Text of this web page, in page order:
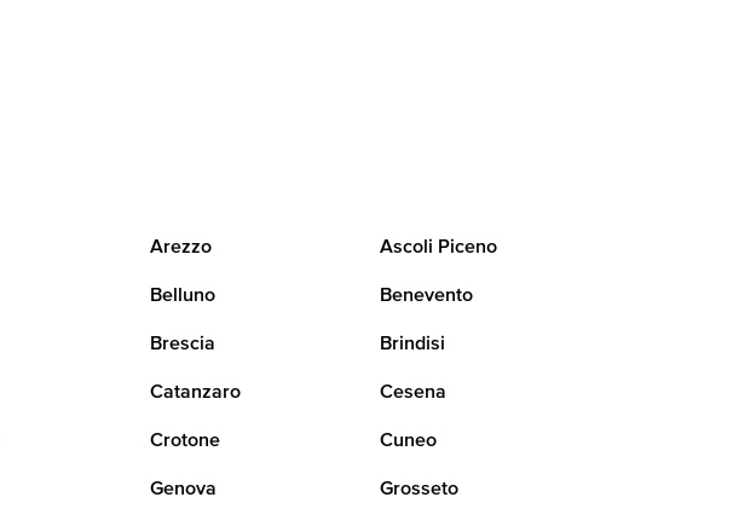
Arezzo Ascoli Piceno
Belluno Benevento
Brescia Brindisi
Catanzaro Cesena
Crotone Cuneo
Genova Grosseto